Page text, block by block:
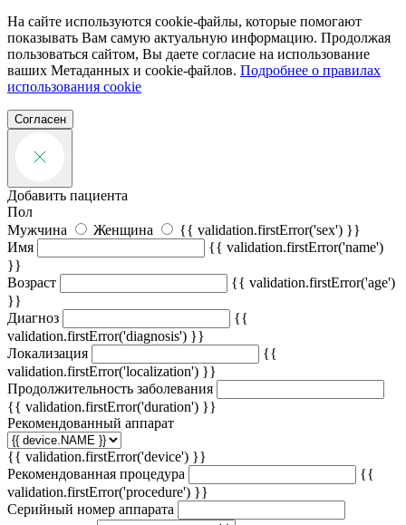
На сайте используются cookie-файлы, которые помогают
показывать Вам самую актуальную информацию. Продолжая
пользоваться сайтом, Вы даете согласие на использование
ваших Метаданных и cookie-файлов. Подробнее о правилах
использования cookie
Согласен
Добавить пациента
Пол
Мужчина
Женщина
{{ validation.firstError('sex') }}
Имя
{{ validation.firstError('name')
}}
Возраст
{{ validation.firstError('age')
}}
Диагноз
{{
validation.firstError('diagnosis') }}
Локализация
{{
validation.firstError('localization') }}
Продолжительность заболевания
{{ validation.firstError('duration') }}
Рекомендованный аппарат
{{ validation.firstError('device') }}
Рекомендованная процедура
{{
validation.firstError('procedure') }}
Серийный номер аппарата